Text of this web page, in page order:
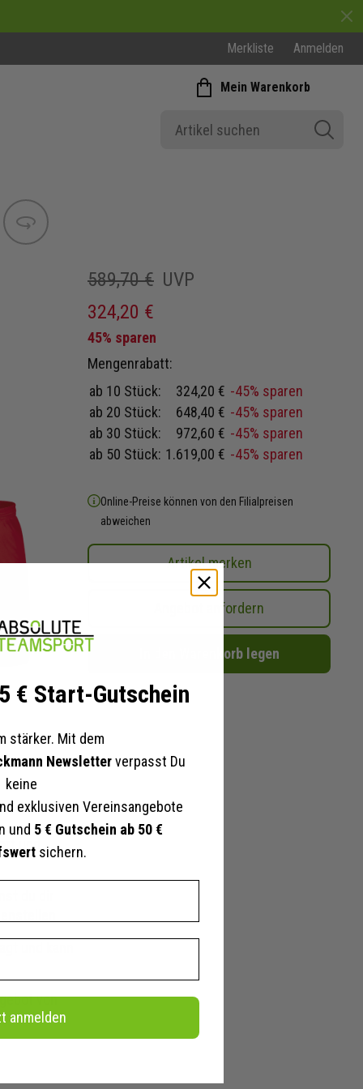
Merkliste Anmelden
Mein Warenkorb
Bild wechseln
589,70 € UVP
324,20 €
45% sparen
Mengenrabatt:
ab 10 Stück:
324,20 € -45% sparen
ab 20 Stück:
648,40 € -45% sparen
ab 30 Stück:
972,60 € -45% sparen
ab 50 Stück: 1.619,00 € -45% sparen
Online-Preise können von den Filialpreisen
abweichen
Artikel merken
Angebot anfordern
In den Warenkorb legen
und
du dir
und kann
von
Grün,
Mint/weiß,
€ Start-Gutschein
stärker. Mit dem
Newsletterverpasst Du
keine
exklusiven Vereinsangebote
und 5 € Gutschein ab 50 €
sichern.
anmelden